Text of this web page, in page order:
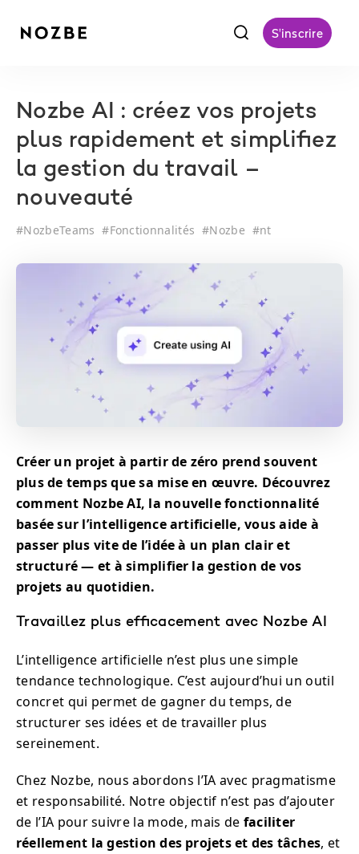
f S'inscrire
Nozbe AI : créez vos projets
plus rapidement et simplifiez
la gestion du travail –
nouveauté
#NozbeTeams #Fonctionnalités #Nozbe #nt
Créer un projet à partir de zéro prend souvent
plus de temps que sa mise en œuvre. Découvrez
comment Nozbe AI, la nouvelle fonctionnalité
basée sur l’intelligence artificielle, vous aide à
passer plus vite de l’idée à un plan clair et
structuré — et à simplifier la gestion de vos
projets au quotidien.
Travaillez plus efficacement avec Nozbe AI
L’intelligence artificielle n’est plus une simple
tendance technologique. C’est aujourd’hui un outil
concret qui permet de gagner du temps, de
structurer ses idées et de travailler plus
sereinement.
Chez Nozbe, nous abordons l’IA avec pragmatisme
et responsabilité. Notre objectif n’est pas d’ajouter
de l’IA pour suivre la mode, mais de faciliter
réellement la gestion des projets et des tâches, et